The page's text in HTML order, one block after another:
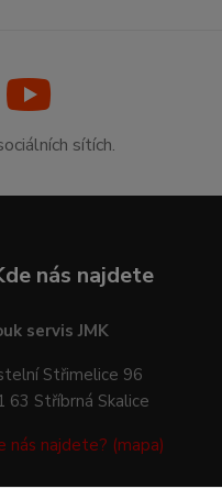
sítích.
nás najdete
servis JMK
Střimelice 96
63 Stříbrná Skalice
nás najdete? (mapa)